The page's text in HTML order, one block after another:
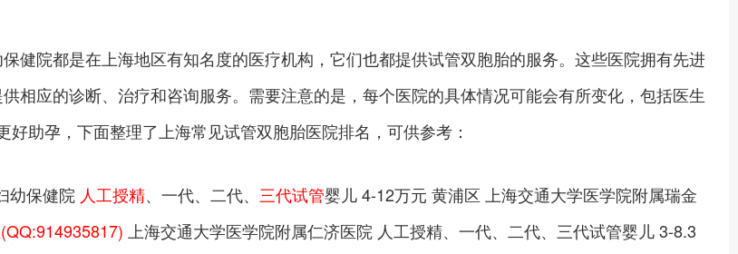
健院都是在上海地区有知名度的医疗机构，它们也都提供试管双胞胎的服务。这些医院拥有先进
相应的诊断、治疗和咨询服务。需要注意的是，每个医院的具体情况可能会有所变化，包括医生
好助孕，下面整理了上海常见试管双胞胎医院排名，可供参考：
幼保健院 人工授精、一代、二代、 三代试管婴儿 4-12万元 黄浦区 上海交通大学医学院附属瑞金
(QQ:914935817) 上海交通大学医学院附属仁济医院 人工授精、一代、二代、三代试管婴儿 3-8.3